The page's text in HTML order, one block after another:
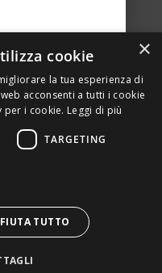
– MILANO – P. IVA
WEB AGENCY –
×
cookie
la tua esperienza di
acconsenti a tutti i cookie
per i cookie. Leggi di più
TARGETING
TUTTO